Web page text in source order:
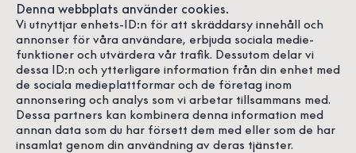
Denna webbplats använder cookies.
Vi utnyttjar enhets-ID:n för att skräddarsy innehåll och
annonser för våra användare, erbjuda sociala medie-
funktioner och utvärdera vår trafik. Dessutom delar vi
dessa ID:n och ytterligare information från din enhet med
de sociala medieplattformar och de företag inom
annonsering och analys som vi arbetar tillsammans med.
Dessa partners kan kombinera denna information med
annan data som du har försett dem med eller som de har
insamlat genom din användning av deras tjänster.